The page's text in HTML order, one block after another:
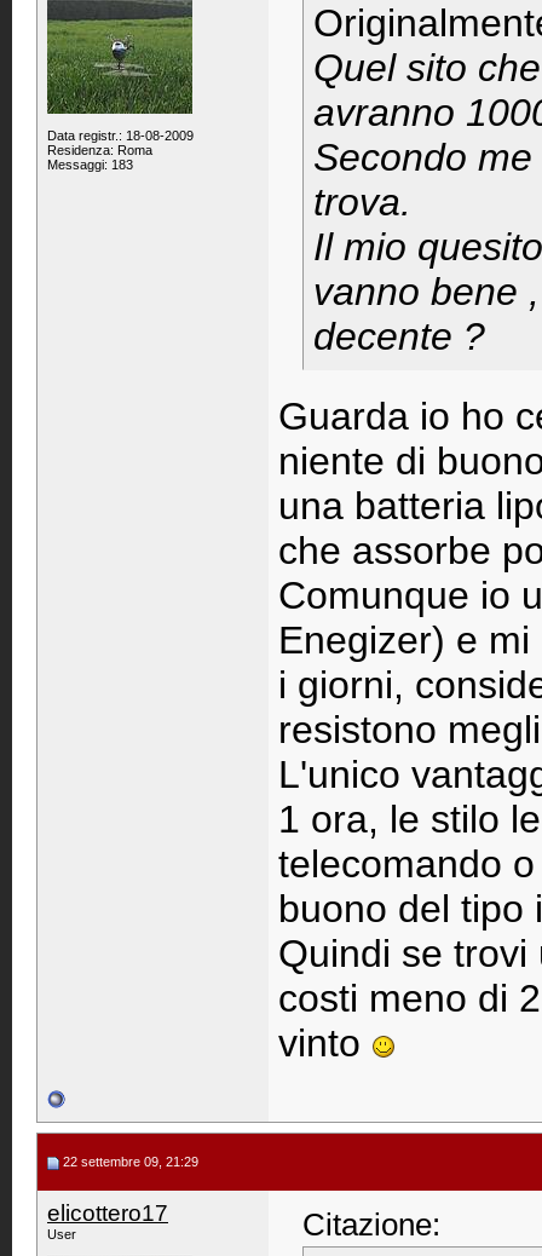
Data registr.: 18-08-2009
Residenza: Roma
Messaggi: 183
Quel sito
avranno
Secondo
trova.
Il mio
vanno bene
decente ?
Guarda io ho
niente di
una batteria
che assorbe
Comunque io
Enegizer) e
i giorni,
resistono
L'unico
1 ora, le stilo
telecomando
buono del tipo
Quindi se
costi meno di
vinto
22 settembre 09, 21:29
elicottero17
User Citazione: